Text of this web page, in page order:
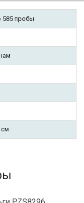
585 пробы
см